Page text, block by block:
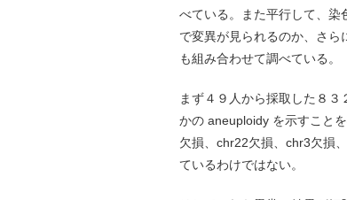
べている。また平行して、
で変異が見られるのか、さ
も組み合わせて調べている。
まず４９人から採取した８
かの aneuploidy を示すこと
欠損、chr22欠損、chr3欠損
ているわけではない。